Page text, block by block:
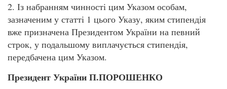
2. Із набранням чинності цим Указом особам,
зазначеним у статті 1 цього Указу, яким стипендія
вже призначена Президентом України на певний
строк, у подальшому виплачується стипендія,
передбачена цим Указом.
Президент України П.ПОРОШЕНКО